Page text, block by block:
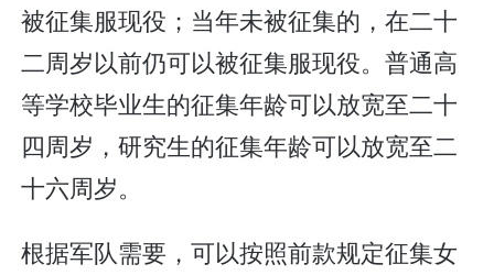
被征集服现役；当年未被征集的，在二十
二周岁以前仍可以被征集服现役。普通高
等学校毕业生的征集年龄可以放宽至二十
四周岁，研究生的征集年龄可以放宽至二
十六周岁。
根据军队需要，可以按照前款规定征集女